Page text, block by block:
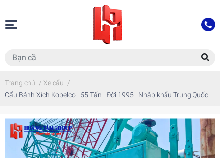
Trang chủ / Xe cẩu /
Cẩu Bánh Xích Kobelco - 55 Tấn - Đời 1995 - Nhập khẩu Trung Quốc